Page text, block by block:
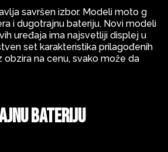
savršen izbor. Modeli moto g
i dugotrajnu bateriju. Novi modeli
uređaja ima najsvetliji displej u
set karakteristika prilagođenih
na cenu, svako može da
bateriju